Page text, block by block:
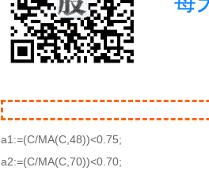
a1:=(C/MA(C,48))<0.75;
a2:=(C/MA(C,70))<0.70;